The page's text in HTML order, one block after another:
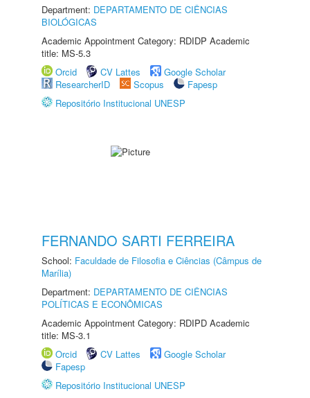
Department: DEPARTAMENTO DE CIÊNCIAS
BIOLÓGICAS
Academic Appointment Category: RDIDP Academic
title: MS-5.3
Orcid
CV Lattes
Google Scholar
ResearcherID
Scopus
Fapesp
Repositório Institucional UNESP
FERNANDO SARTI FERREIRA
School: Faculdade de Filosofia e Ciências (Câmpus de
Marília)
Department: DEPARTAMENTO DE CIÊNCIAS
POLÍTICAS E ECONÔMICAS
Academic Appointment Category: RDIPD Academic
title: MS-3.1
Orcid
CV Lattes
Google Scholar
Fapesp
Repositório Institucional UNESP